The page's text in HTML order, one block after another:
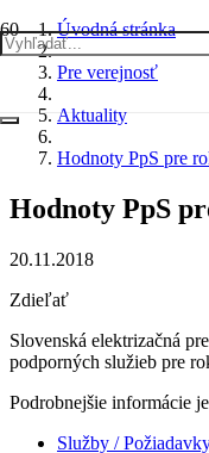
Úvodná stránka
Pre verejnosť
Aktuality
Hodnoty PpS pre
Hodnoty PpS
20.11.2018
Zdieľať
Slovenská elektrizačná
podporných služieb pre
Podrobnejšie informácie
Služby /